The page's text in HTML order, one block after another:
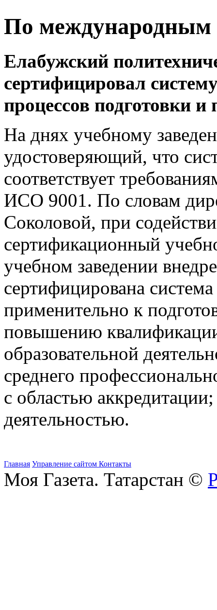
По международным
Елабужский
сертифицировал
процессов подготовки и
На днях учебному
удостоверяющий, что
соответствует
ИСО 9001. По словам
Соколовой, при
сертификационный
учебном заведении
сертифицирована
применительно к
повышению
образовательной
среднего
с областью
деятельностью.
Главная Управление сайтом Контакты
Моя Газета. Татарстан ©